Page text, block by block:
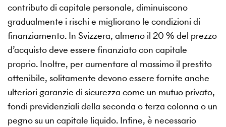
contributo di capitale personale, diminuiscono
gradualmente i rischi e migliorano le condizioni di
finanziamento. In Svizzera, almeno il 20 % del prezzo
d’acquisto deve essere finanziato con capitale
proprio. Inoltre, per aumentare al massimo il prestito
ottenibile, solitamente devono essere fornite anche
ulteriori garanzie di sicurezza come un mutuo privato,
fondi previdenziali della seconda o terza colonna o un
pegno su un capitale liquido. Infine, è necessario